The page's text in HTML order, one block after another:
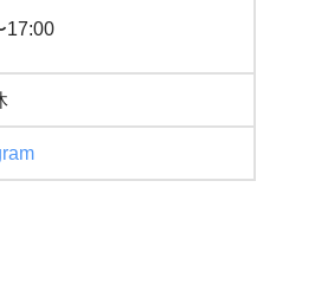
17:00